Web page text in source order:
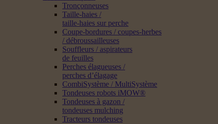
Tronçonneuses
Taille-haies /
taille-haies sur perche
Coupe-bordures / coupes-herbes
/ débroussailleuses
Souffleurs / aspirateurs
de feuilles
Perches élagueuses /
perches d’élagage
CombiSystème / MultiSystème
Tondeuses robots iMOW®
Tondeuses à gazon /
tondeuses mulching
Tracteurs tondeuses